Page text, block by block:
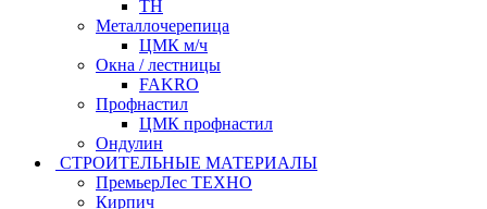
ТН
Металлочерепица
ЦМК м/ч
Окна / лестницы
FAKRO
Профнастил
ЦМК профнастил
Ондулин
СТРОИТЕЛЬНЫЕ МАТЕРИАЛЫ
ПремьерЛес ТЕХНО
Кирпич